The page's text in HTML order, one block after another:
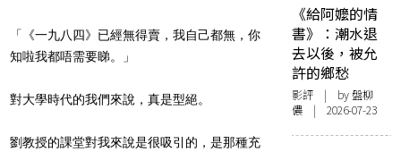
「《一九八四》已經無得賣，我自己都無，你
知啦我都唔需要睇。」
對大學時代的我們來說，真是型絕。
劉教授的課堂對我來說是很吸引的，是那種充
《給阿嬤的情
書》：潮水退
去以後，被允
許的鄉愁
影評 | by 盤柳
儂 | 2026-07-23